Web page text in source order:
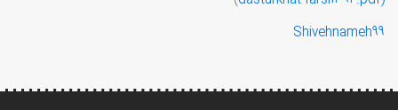
Shivehnameh99